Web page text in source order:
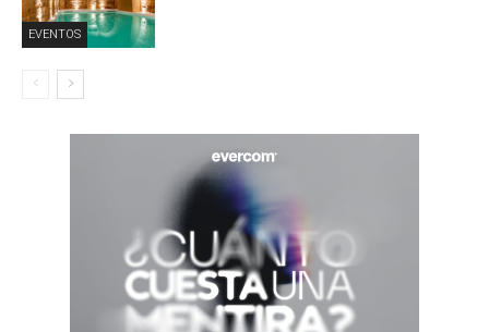
EVENTOS